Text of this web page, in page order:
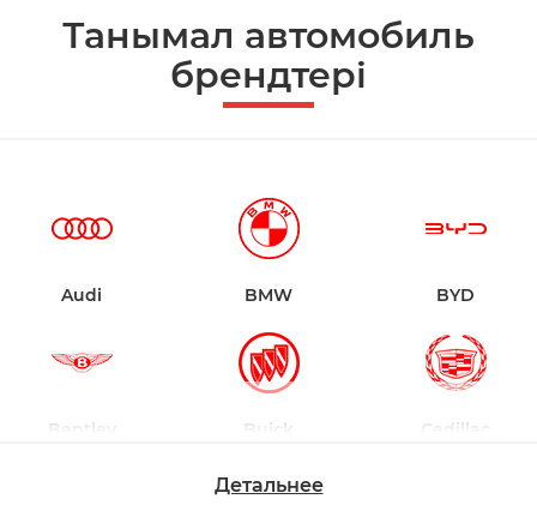
Танымал автомобиль
брендтері
Audi BMW BYD
Bentley Buick Cadillac
Детальнее